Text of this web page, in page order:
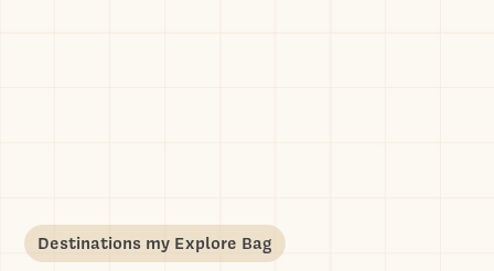
Destinations my Explore Bag